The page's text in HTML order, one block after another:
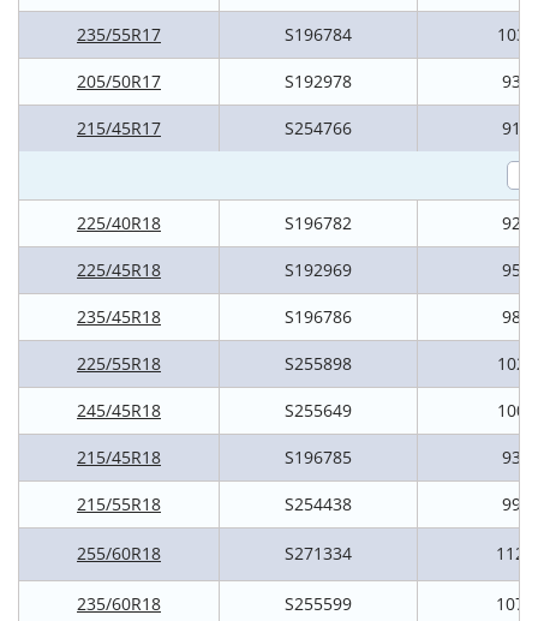
235/55R17 S196784 103V
205/50R17 S192978 93V
215/45R17 S254766 91V
225/40R18 S196782 92V
225/45R18 S192969 95V
235/45R18 S196786 98V
225/55R18 S255898 102V
245/45R18 S255649 100V
215/45R18 S196785 93V
215/55R18 S254438 99V
255/60R18 S271334 112H
235/60R18 S255599 107H